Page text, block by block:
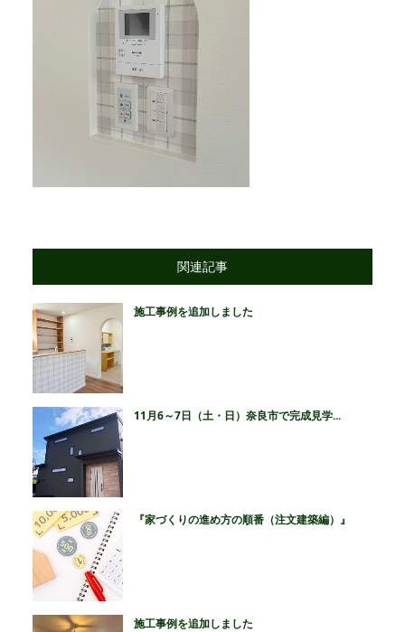
関連記事
施工事例を追加しました
11月6～7日（土・日）奈良市で完成見学...
『家づくりの進め方の順番（注文建築編）』
施工事例を追加しました